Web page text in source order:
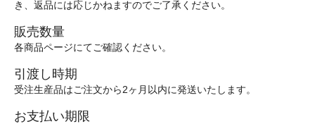
き、返品には応じかねますのでご了承ください。
販売数量
各商品ページにてご確認ください。
引渡し時期
受注生産品はご注文から2ヶ月以内に発送いたします。
お支払い期限